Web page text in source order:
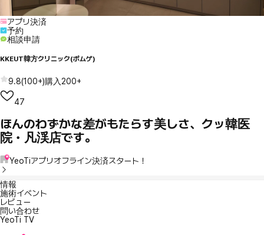
アプリ決済
予約
相談申請
KKEUT韓方クリニック(ポムゲ)
9.8(100+)購入200+
47
ほんのわずかな差がもたらす美しさ、クッ韓医
院・凡渓店です。
YeoTiアプリオフライン決済スタート！
情報
施術イベント
レビュー
問い合わせ
YeoTi TV